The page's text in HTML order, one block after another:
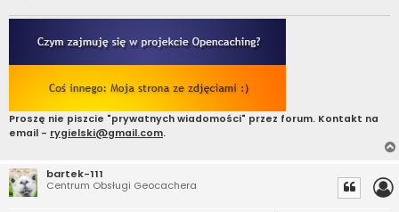
Proszę nie piszcie "prywatnych wiadomości" przez forum. Kontakt na
email - rygielski@gmail.com.
bartek-111
Centrum Obsługi Geocachera